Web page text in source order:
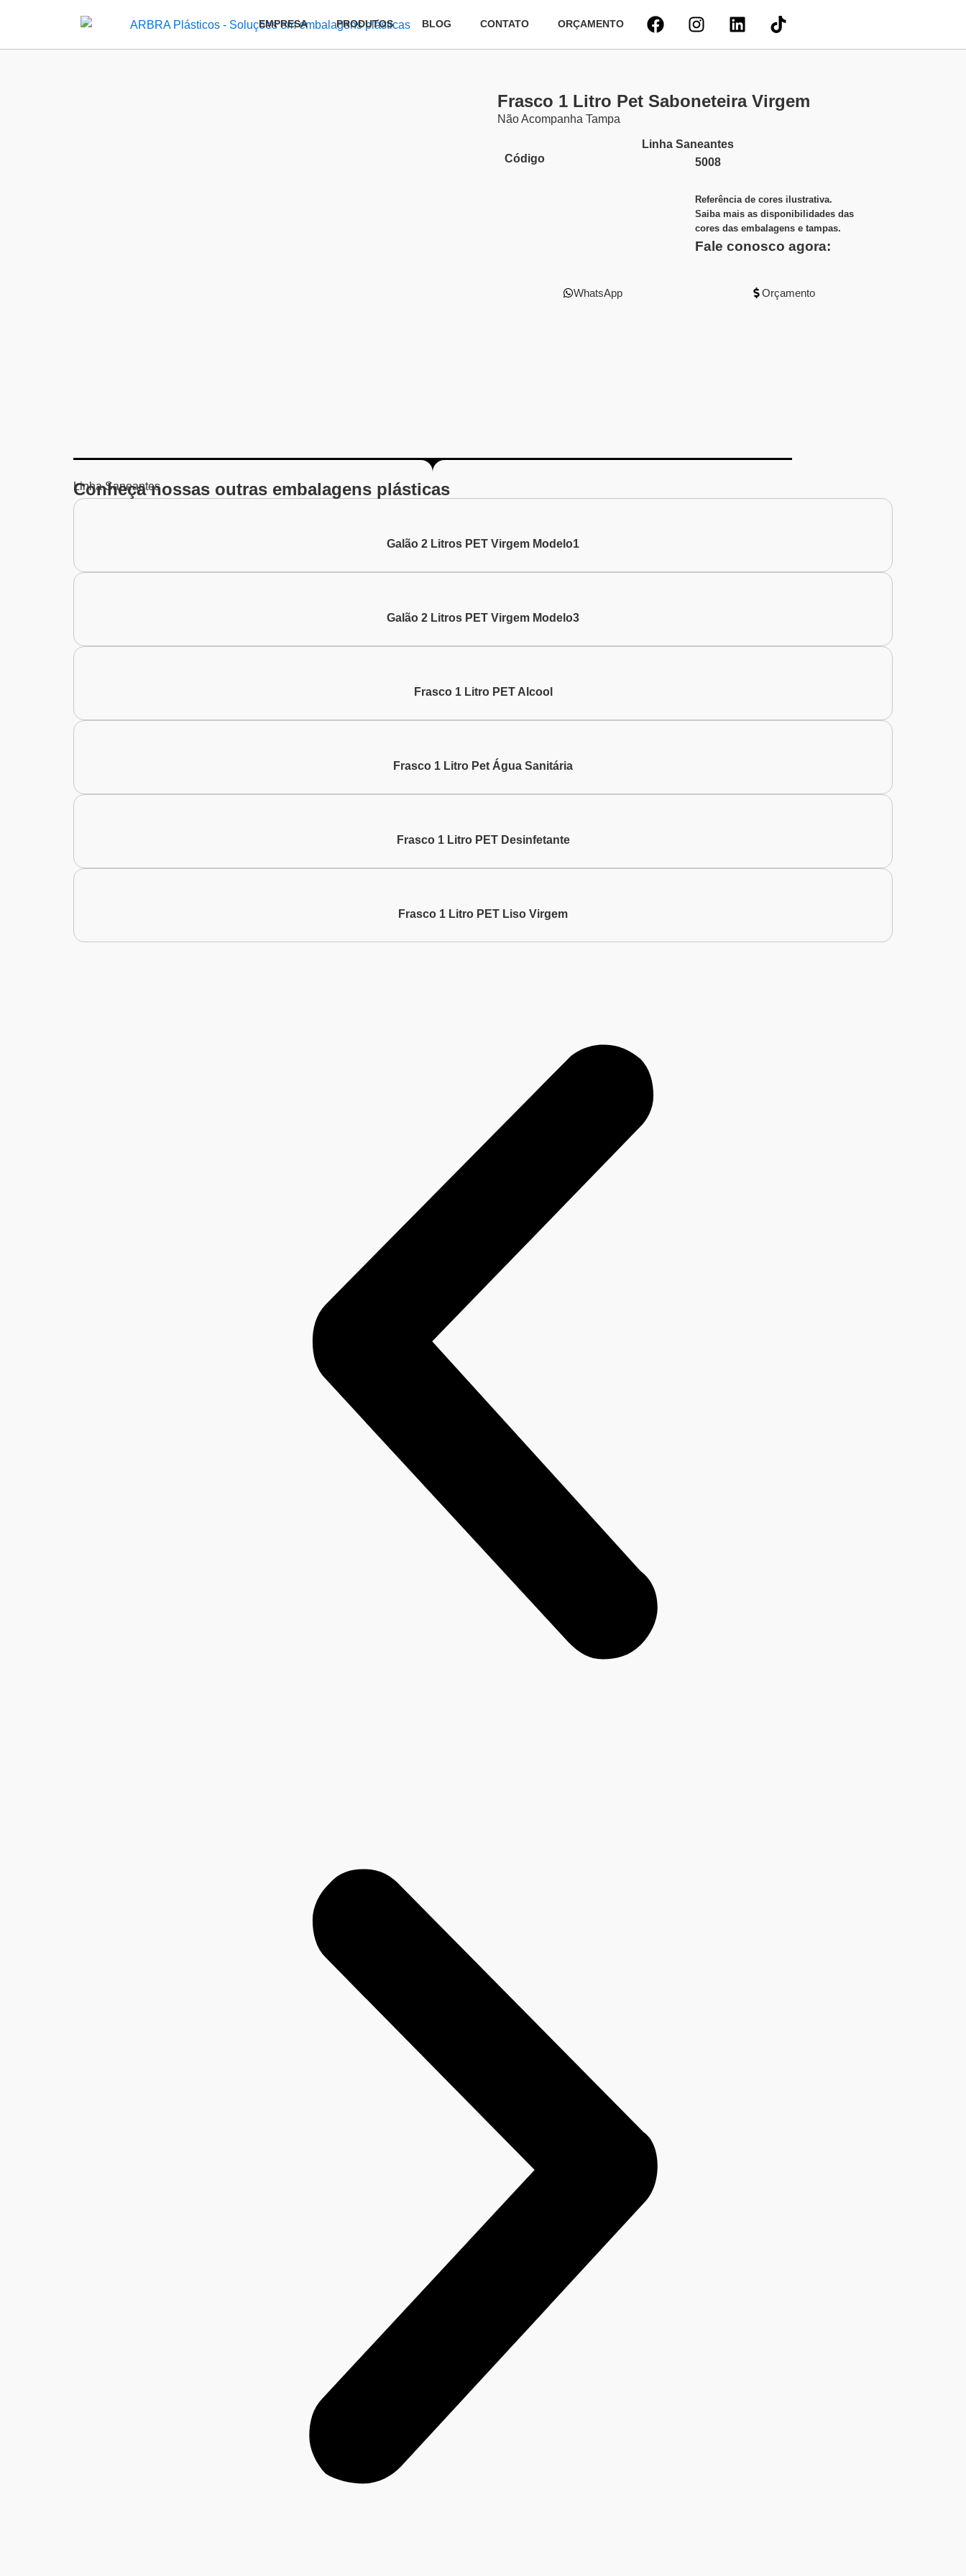
EMPRESA PRODUTOS BLOG CONTATO ORÇAMENTO
Frasco 1 Litro Pet Saboneteira Virgem
Não Acompanha Tampa
Linha Saneantes
Código
5008
Referência de cores ilustrativa.
Saiba mais as disponibilidades das
cores das embalagens e tampas.
Fale conosco agora:
WhatsApp Orçamento
LinhaSaneantes
Conheça nossas outras embalagens plásticas
Galão 2 Litros PET Virgem Modelo1
Galão 2 Litros PET Virgem Modelo3
Frasco 1 Litro PET Alcool
Frasco 1 Litro Pet Água Sanitária
Frasco 1 Litro PET Desinfetante
Frasco 1 Litro PET Liso Virgem